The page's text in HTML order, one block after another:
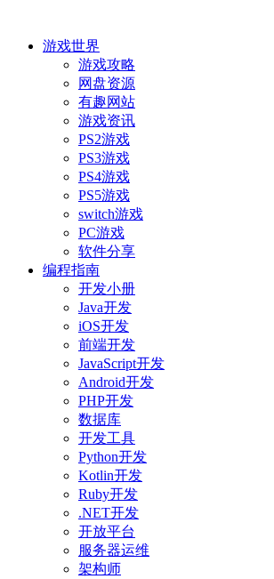
游戏世界
游戏攻略
网盘资源
有趣网站
游戏资讯
PS2游戏
PS3游戏
PS4游戏
PS5游戏
switch游戏
PC游戏
软件分享
编程指南
开发小册
Java开发
iOS开发
前端开发
JavaScript开发
Android开发
PHP开发
数据库
开发工具
Python开发
Kotlin开发
Ruby开发
.NET开发
开放平台
服务器运维
架构师